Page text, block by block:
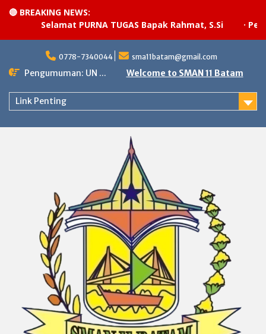
🔴 BREAKING NEWS:
Selamat PURNA TUGAS Bapak Rahmat, S.Si
content
0778-7340044 sma11batam@gmail.com
Pengumuman: UN ... Welcome to SMAN 11 Batam
Link Penting